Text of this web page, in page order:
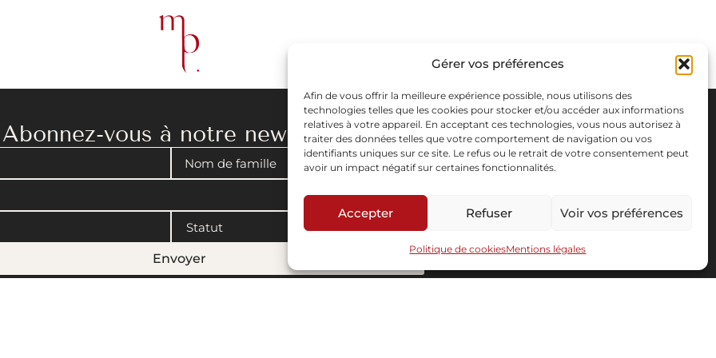
Gérer vos préférences
Afin de vous offrir la meilleure expérience possible, nous utilisons des
technologies telles que les cookies pour stocker et/ou accéder aux informations
relatives à votre appareil. En acceptant ces technologies, vous nous autorisez à
traiter des données telles que votre comportement de navigation ou vos
identifiants uniques sur ce site. Le refus ou le retrait de votre consentement peut
avoir un impact négatif sur certaines fonctionnalités.
Accepter Refuser Voir vos préférences
Politique de cookiesMentions légales
Abonnez-vous à notre newsletter
Envoyer